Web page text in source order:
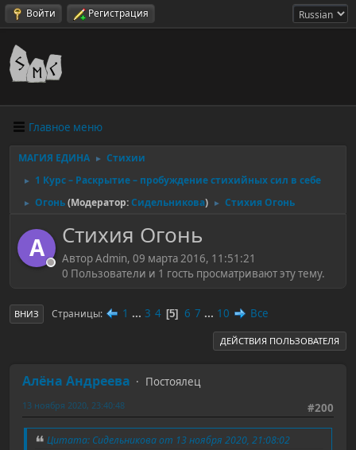
Войти Регистрация
Главное меню
МАГИЯ ЕДИНА ► Стихии
► 1 Курс – Раскрытие – пробуждение стихийных сил в себе
► Огонь(Модератор:Сидельникова) ► Стихия Огонь
A Стихия Огонь
Автор Admin, 09 марта 2016, 11:51:21
0 Пользователи и 1 гость просматривают эту тему.
ВНИЗ Страницы 1 ... 3 4 5 6 7 ... 10 Все
ДЕЙСТВИЯ ПОЛЬЗОВАТЕЛЯ
Алёна Андреева
Постоялец
#200
13 ноября 2020, 23:40:48
Цитата: Сидельникова от 13 ноября 2020, 21:08:02